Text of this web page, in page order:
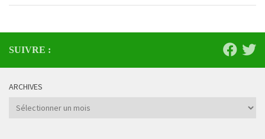
SUIVRE :
ARCHIVES
Archives